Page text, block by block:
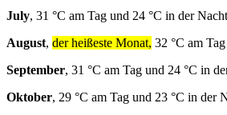
July, 31 °C am Tag und 24 °C in der
August, der heißeste Monat, 32 °C am
September, 31 °C am Tag und 24 °C in
Oktober, 29 °C am Tag und 23 °C in der